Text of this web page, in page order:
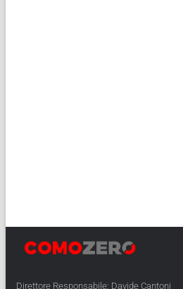
Direttore Responsabile: Davide Cantoni